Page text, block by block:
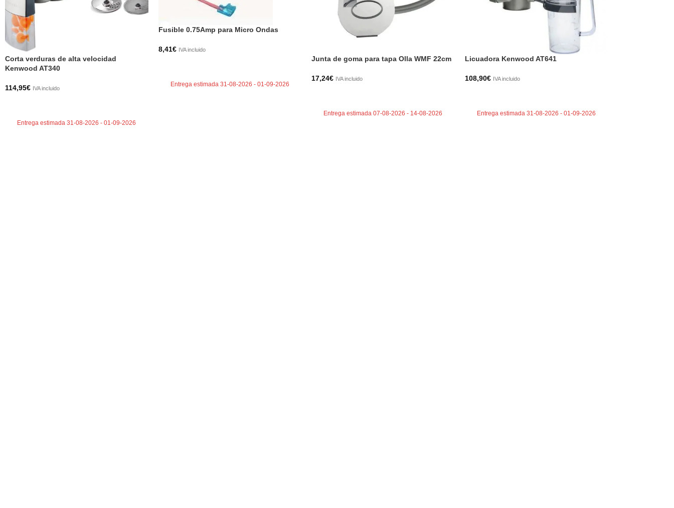
Corta verduras de alta velocidad
Kenwood AT340
114,95€ IVA incluido
Entrega estimada 31-08-2026 - 01-09-2026
Fusible 0.75Amp para Micro Ondas
8,41€ IVA incluido
Entrega estimada 31-08-2026 - 01-09-2026
Junta de goma para tapa Olla WMF 22cm
17,24€ IVA incluido
Entrega estimada 07-08-2026 - 14-08-2026
Licuadora Kenwood AT641
108,90€ IVA incluido
Entrega estimada 31-08-2026 - 01-09-2026